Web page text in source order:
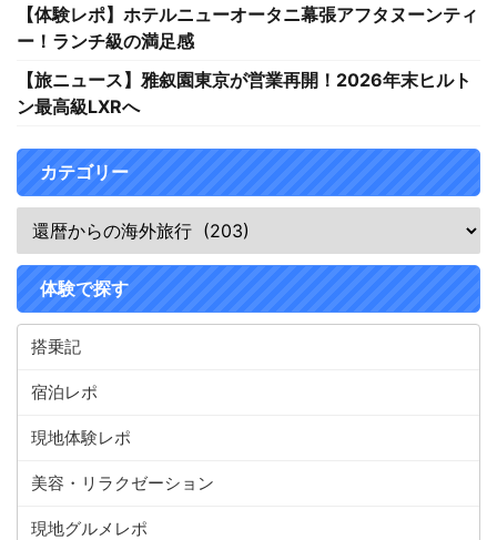
【体験レポ】ホテルニューオータニ幕張アフタヌーンティ
ー！ランチ級の満足感
【旅ニュース】雅叙園東京が営業再開！2026年末ヒルト
ン最高級LXRへ
カテゴリー
体験で探す
搭乗記
宿泊レポ
現地体験レポ
美容・リラクゼーション
現地グルメレポ